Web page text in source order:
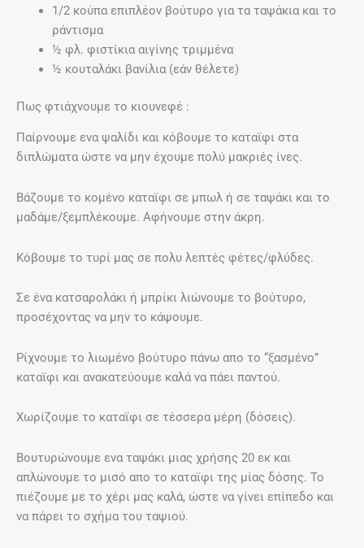
1/2 κούπα επιπλέον βούτυρο για τα ταψάκια και το
ράντισμα
½ φλ. φιστίκια αιγίνης τριμμένα
½ κουταλάκι βανίλια (εάν θέλετε)
Πως φτιάχνουμε το κιουνεφέ :
Παίρνουμε ενα ψαλίδι και κόβουμε το καταϊφι στα
διπλώματα ώστε να μην έχουμε πολύ μακριές ίνες.
Βάζουμε το κομένο καταϊφι σε μπωλ ή σε ταψάκι και το
μαδάμε/ξεμπλέκουμε. Αφήνουμε στην άκρη.
Κόβουμε το τυρί μας σε πολυ λεπτές φέτες/φλύδες.
Σε ένα κατσαρολάκι ή μπρίκι λιώνουμε το βούτυρο,
προσέχοντας να μην το κάψουμε.
Ρίχνουμε το λιωμένο βούτυρο πάνω απο το “ξασμένο”
καταϊφι και ανακατεύουμε καλά να πάει παντού.
Χωρίζουμε το καταϊφι σε τέσσερα μέρη (δόσεις).
Βουτυρώνουμε ενα ταψάκι μιας χρήσης 20 εκ και
απλώνουμε το μισό απο το καταϊφι της μίας δόσης. Το
πιέζουμε με το χέρι μας καλά, ώστε να γίνει επίπεδο και
να πάρει το σχήμα του ταψιού.